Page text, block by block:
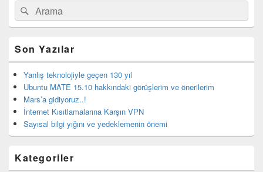
bar
eklenti
Search
for:
Ara
Son Yazılar
Yanlış teknolojiyle geçen 130 yıl
Ubuntu MATE 15.10 hakkındaki görüşlerim ve önerilerim
Mars’a gidiyoruz..!
İnternet Kısıtlamalarına Karşın VPN
Sayısal bilgi yığını ve yedeklemenin önemi
Kategoriler